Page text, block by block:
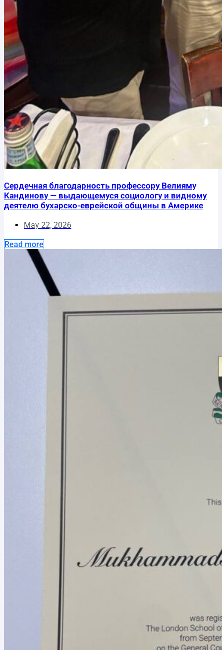
Сердечная благодарность профессору Велияму
Кандинову — выдающемуся социологу и видному
деятелю бухарско-еврейской общины в Америке
May 22, 2026
Read more